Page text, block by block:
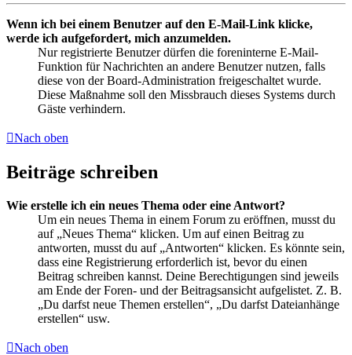
Wenn ich bei einem Benutzer auf den E-Mail-Link klicke,
werde ich aufgefordert, mich anzumelden.
Nur registrierte Benutzer dürfen die foreninterne E-Mail-
Funktion für Nachrichten an andere Benutzer nutzen, falls
diese von der Board-Administration freigeschaltet wurde.
Diese Maßnahme soll den Missbrauch dieses Systems durch
Gäste verhindern.
Nach oben
Beiträge schreiben
Wie erstelle ich ein neues Thema oder eine Antwort?
Um ein neues Thema in einem Forum zu eröffnen, musst du
auf „Neues Thema“ klicken. Um auf einen Beitrag zu
antworten, musst du auf „Antworten“ klicken. Es könnte sein,
dass eine Registrierung erforderlich ist, bevor du einen
Beitrag schreiben kannst. Deine Berechtigungen sind jeweils
am Ende der Foren- und der Beitragsansicht aufgelistet. Z. B.
„Du darfst neue Themen erstellen“, „Du darfst Dateianhänge
erstellen“ usw.
Nach oben